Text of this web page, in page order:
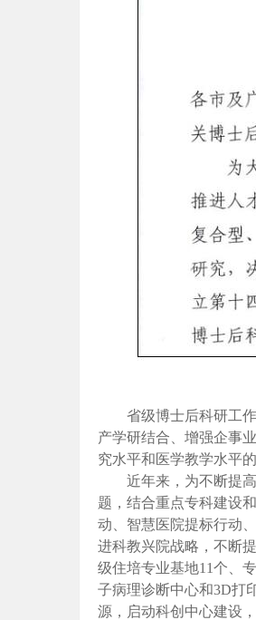
省级博士后科研工
产学研结合、增强企事
究水平和医学教学水平
近年来，为不断提
题，结合重点专科建设
动、智慧医院提标行动
进科教兴院战略，不断
级住培专业基地11个、
子病理诊断中心和3D打
源，启动科创中心建设